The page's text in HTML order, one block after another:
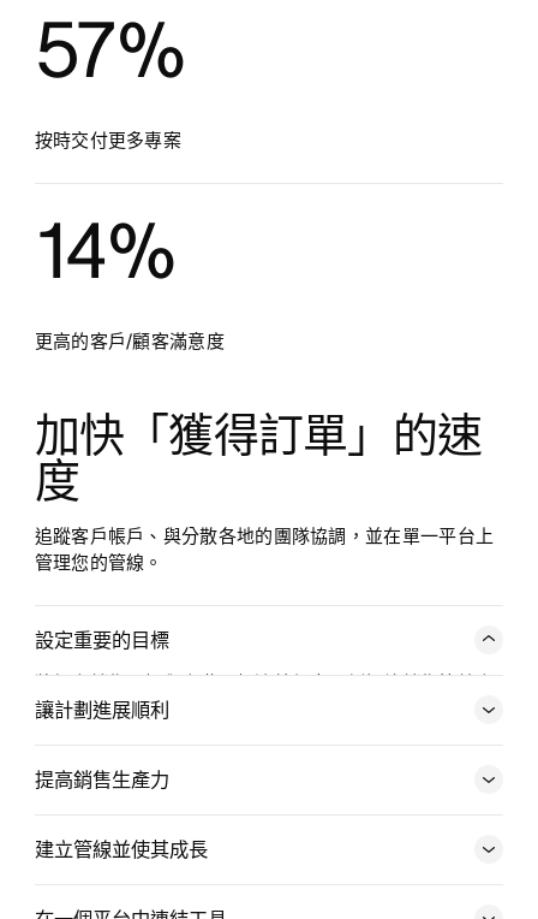
57%
按時交付更多專案
14%
更高的客戶/顧客滿意度
加快「獲得訂單」的速
度
追蹤客戶帳戶、與分散各地的團隊協調，並在單一平台上
管理您的管線。
設定重要的目標
將個人銷售目標與高階目標連結起來，例如總銷售管線產
生、勝率與營收。如果您的優先事項發生變化，可順暢地
讓計劃進展順利
追蹤關鍵深入解析
提高銷售生產力
建立管線並使其成長